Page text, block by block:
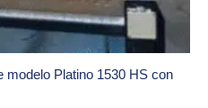
modelo Platino 1530 HS con